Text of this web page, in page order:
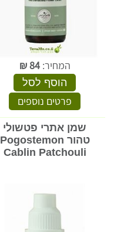
המחיר:84
₪
הוסף לסל
פרטים נוספים
שמן אתרי פטשולי
טהור Pogostemon
Cablin Patchouli